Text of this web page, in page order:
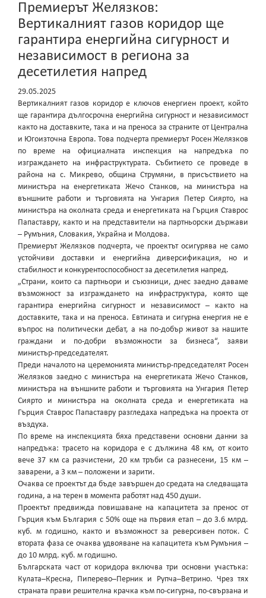
Премиерът Желязков:
Вертикалният газов коридор ще
гарантира енергийна сигурност и
независимост в региона за
десетилетия напред
29.05.2025
Вертикалният газов коридор е ключов енергиен проект, който
ще гарантира дългосрочна енергийна сигурност и независимост
както на доставките, така и на преноса за страните от Централна
и Югоизточна Европа. Това подчерта премиерът Росен Желязков
по време на официалната инспекция на напредъка по
изграждането на инфраструктурата. Събитието се проведе в
района на с. Микрево, община Струмяни, в присъствието на
министъра на енергетиката Жечо Станков, на министъра на
външните работи и търговията на Унгария Петер Сиярто, на
министъра на околната среда и енергетиката на Гърция Ставрос
Папаставру, както и на представители на партньорски държави
– Румъния, Словакия, Украйна и Молдова.
Премиерът Желязков подчерта, че проектът осигурява не само
устойчиви доставки и енергийна диверсификация, но и
стабилност и конкурентоспособност за десетилетия напред.
„Страни, които са партньори и съюзници, днес заедно даваме
възможност за изграждането на инфраструктура, която ще
гарантира енергийна сигурност и независимост – както на
доставките, така и на преноса. Евтината и сигурна енергия не е
въпрос на политически дебат, а на по-добър живот за нашите
граждани и по-добри възможности за бизнеса“, заяви
министър-председателят.
Преди началото на церемонията министър-председателят Росен
Желязков заедно с министъра на енергетиката Жечо Станков,
министъра на външните работи и търговията на Унгария Петер
Сиярто и министъра на околната среда и енергетиката на
Гърция Ставрос Папаставру разгледаха напредъка на проекта от
въздуха.
По време на инспекцията бяха представени основни данни за
напредъка: трасето на коридора е с дължина 48 км, от които
вече 37 км са разчистени, 20 км тръби са разнесени, 15 км –
заварени, а 3 км – положени и зарити.
Очаква се проектът да бъде завършен до средата на следващата
година, а на терен в момента работят над 450 души.
Проектът предвижда повишаване на капацитета за пренос от
Гърция към България с 50% още на първия етап – до 3.6 млрд.
куб. м годишно, както и възможност за реверсивен поток. С
втората фаза се очаква удвояване на капацитета към Румъния –
до 10 млрд. куб. м годишно.
Българската част от коридора включва три основни участъка:
Кулата–Кресна, Пиперево–Перник и Рупча–Ветрино. Чрез тях
страната прави решителна крачка към по-сигурна, по-свързана и